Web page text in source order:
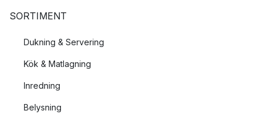
SORTIMENT
Dukning & Servering
Kök & Matlagning
Inredning
Belysning